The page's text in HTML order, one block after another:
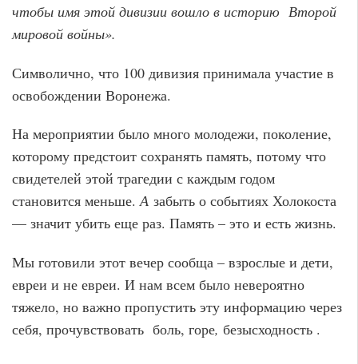
чтобы имя этой дивизии вошло в историю Второй
мировой войны».
Символично, что 100 дивизия принимала участие в
освобождении Воронежа.
На мероприятии было много молодежи, поколение,
которому предстоит сохранять память, потому что
свидетелей этой трагедии с каждым годом
становится меньше.А забыть о событиях Холокоста
— значит убить еще раз. Память – это и есть жизнь.
Мы готовили этот вечер сообща – взрослые и дети,
евреи и не евреи. И нам всем было невероятно
тяжело, но важно пропустить эту информацию через
себя, прочувствовать боль, горе, безысходность .